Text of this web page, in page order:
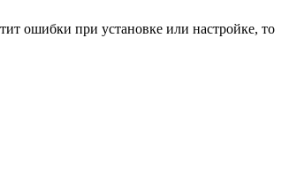
ошибки при установке или настройке, то